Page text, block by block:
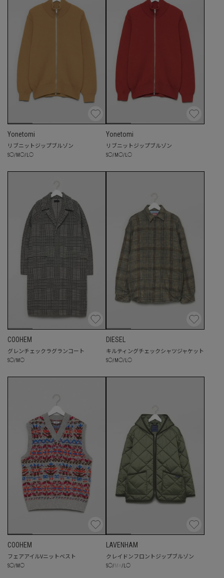
Yonetomi
リブニットジップブルゾン
S◯/ M ◯/ ◯
Yonetomi
リブニットジップブルゾン
S◯/ M ◯/ ◯
COOHEM
グレンチェックラグランコート
S◯/ M ◯
DIESEL
キルティングチェックシャツジャケット
S◯/ M ◯/ ◯
COOHEM
フェアアイルVニットベスト
S◯/ M ◯
LAVENHAM
クレイドンフロントジップブルゾン
S◯/ / L◯